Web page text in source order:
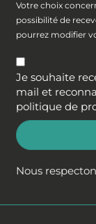
Votre choix
possibilité de
pourrez modifier
Je souhaite
mail et
politique de
Nous